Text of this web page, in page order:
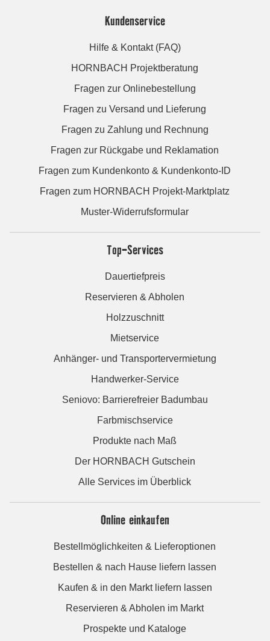
Kundenservice
Hilfe & Kontakt (FAQ)
HORNBACH Projektberatung
Fragen zur Onlinebestellung
Fragen zu Versand und Lieferung
Fragen zu Zahlung und Rechnung
Fragen zur Rückgabe und Reklamation
Fragen zum Kundenkonto & Kundenkonto-ID
Fragen zum HORNBACH Projekt-Marktplatz
Muster-Widerrufsformular
Top-Services
Dauertiefpreis
Reservieren & Abholen
Holzzuschnitt
Mietservice
Anhänger- und Transportervermietung
Handwerker-Service
Seniovo: Barrierefreier Badumbau
Farbmischservice
Produkte nach Maß
Der HORNBACH Gutschein
Alle Services im Überblick
Online einkaufen
Bestellmöglichkeiten & Lieferoptionen
Bestellen & nach Hause liefern lassen
Kaufen & in den Markt liefern lassen
Reservieren & Abholen im Markt
Prospekte und Kataloge